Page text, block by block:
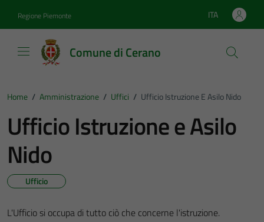
Regione Piemonte Lingua attiva:
ITA
Comune di Cerano
Home / Amministrazione / Uffici / Ufficio Istruzione E Asilo Nido
Ufficio Istruzione e Asilo
Nido
Ufficio
L'Ufficio si occupa di tutto ciò che concerne l'istruzione.